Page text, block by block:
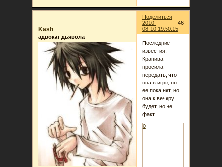
Поделиться
46
2010-
08-10 19:50:15
Kash
адвокат дьявола
Последние
известия:
Крапива
просила
передать, что
она в игре, но
ее пока нет, но
она к вечеру
будет, но не
факт
0